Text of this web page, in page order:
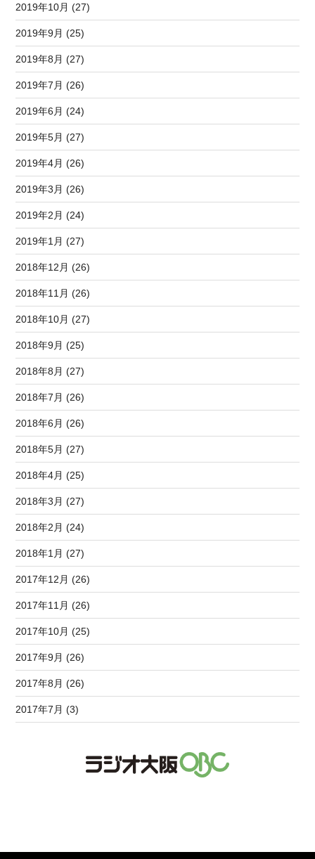
2019年10月 (27)
2019年9月 (25)
2019年8月 (27)
2019年7月 (26)
2019年6月 (24)
2019年5月 (27)
2019年4月 (26)
2019年3月 (26)
2019年2月 (24)
2019年1月 (27)
2018年12月 (26)
2018年11月 (26)
2018年10月 (27)
2018年9月 (25)
2018年8月 (27)
2018年7月 (26)
2018年6月 (26)
2018年5月 (27)
2018年4月 (25)
2018年3月 (27)
2018年2月 (24)
2018年1月 (27)
2017年12月 (26)
2017年11月 (26)
2017年10月 (25)
2017年9月 (26)
2017年8月 (26)
2017年7月 (3)